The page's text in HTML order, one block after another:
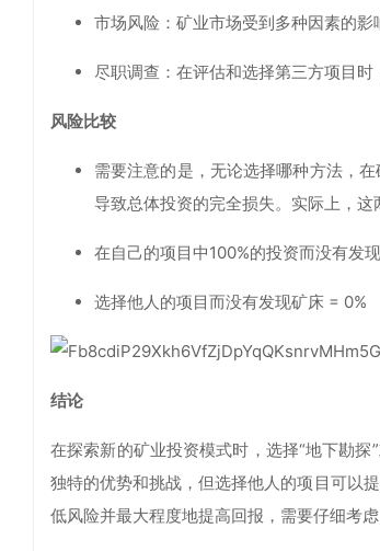
市场风险：矿业市场受到多种因素的
尽职调查：在评估和选择第三方项目
风险比较
需要注意的是，无论选择哪种方法，
导致总体投资的完全损失。实际上，这
在自己的项目中100%的投资而没有发
选择他人的项目而没有发现矿床 = 0%
结论
在探索新的矿业投资模式时，选择“地下勘
独特的优势和挑战，但选择他人的项目可以
低风险并最大程度地提高回报，需要仔细考虑